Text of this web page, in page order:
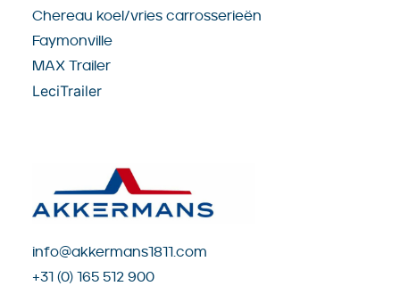
Chereau koel/vries carrosserieën
Faymonville
MAX Trailer
LeciTrailer
info@akkermans1811.com
+31 (0) 165 512 900